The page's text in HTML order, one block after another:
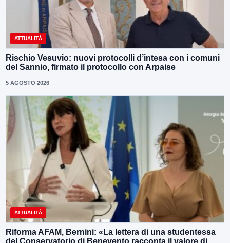
ATTUALITÀ
Rischio Vesuvio: nuovi protocolli d’intesa con i comuni
del Sannio, firmato il protocollo con Arpaise
5 AGOSTO 2026
ATTUALITÀ
Riforma AFAM, Bernini: «La lettera di una studentessa
del Conservatorio di Benevento racconta il valore di